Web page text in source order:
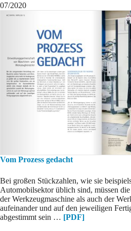
07/2020
Vom Prozess gedacht
Bei großen Stückzahlen, wie sie
Automobilsektor üblich sind, müssen
der Werkzeugmaschine als auch der
aufeinander und auf den jeweiligen
abgestimmt sein … [PDF]